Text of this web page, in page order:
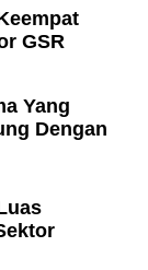
GSR
Yang
Dengan